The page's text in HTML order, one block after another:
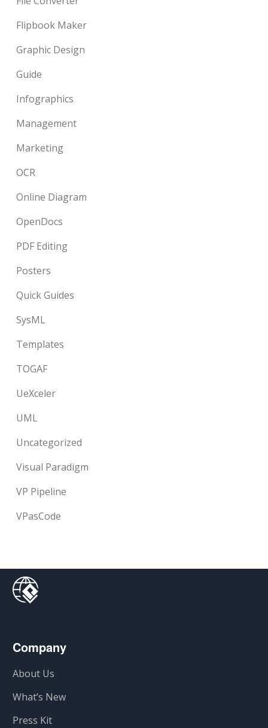
Flipbook Maker
Graphic Design
Guide
Infographics
Management
Marketing
OCR
Online Diagram
OpenDocs
PDF Editing
Posters
Quick Guides
SysML
Templates
TOGAF
UeXceler
UML
Uncategorized
Visual Paradigm
VP Pipeline
VPasCode
Company
About Us
What’s New
Press Kit